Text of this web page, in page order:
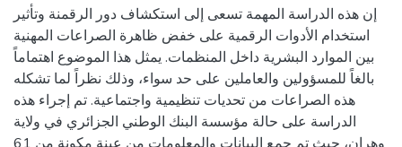
إن هذه الدراسة المهمة تسعى إلى استكشاف دور الرقمنة وتأثير
استخدام الأدوات الرقمية على خفض ظاهرة الصراعات المهنية
بين الموارد البشرية داخل المنظمات. يمثل هذا الموضوع اهتماماً
بالغاً للمسؤولين والعاملين على حد سواء، وذلك نظراً لما تشكله
هذه الصراعات من تحديات تنظيمية واجتماعية. تم إجراء هذه
الدراسة على حالة مؤسسة البنك الوطني الجزائري في ولاية